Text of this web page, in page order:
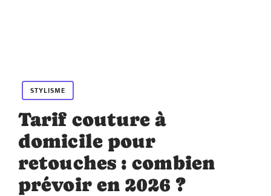
STYLISME
Tarif couture à
domicile pour
retouches : combien
prévoir en 2026 ?